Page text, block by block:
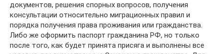
документов, решения спорных вопросов, получения
консультации относительно миграционных правил и
порядка получения права проживания или гражданства.
Либо же оформить паспорт гражданина РФ, но только
после того, как будет принята присяга и выполнены все